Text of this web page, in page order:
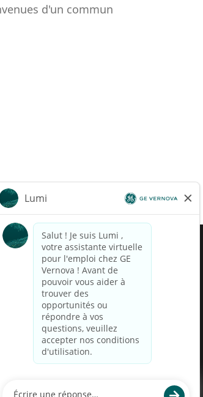
d'un commun
d’entrée
salariale US
de candidat
salariale au Brésil (Relatório de
Salarial)